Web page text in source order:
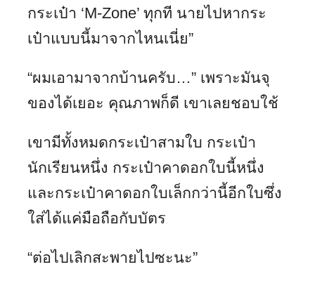
กระเป๋า ‘M-Zone’ ทุกที นายไปหากระ
เป๋าแบบนี้มาจากไหนเนี่ย”
“ผมเอามาจากบ้านครับ…” เพราะมันจุ
ของได้เยอะ คุณภาพก็ดี เขาเลยชอบใช้
เขามีทั้งหมดกระเป๋าสามใบ กระเป๋า
นักเรียนหนึ่ง กระเป๋าคาดอกใบนี้หนึ่ง
และกระเป๋าคาดอกใบเล็กกว่านี้อีกใบซึ่ง
ใส่ได้แค่มือถือกับบัตร
“ต่อไปเลิกสะพายไปซะนะ”